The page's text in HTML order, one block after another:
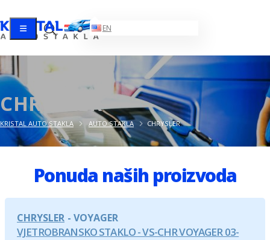
HR EN
CHRYSLER
KRISTAL AUTO STAKLA AUTO STAKLA CHRYSLER
Ponuda naših proizvoda
CHRYSLER
VJETROBRANSKO STAKLO - VS-CHR VOYAGER 03-
VOYAGER